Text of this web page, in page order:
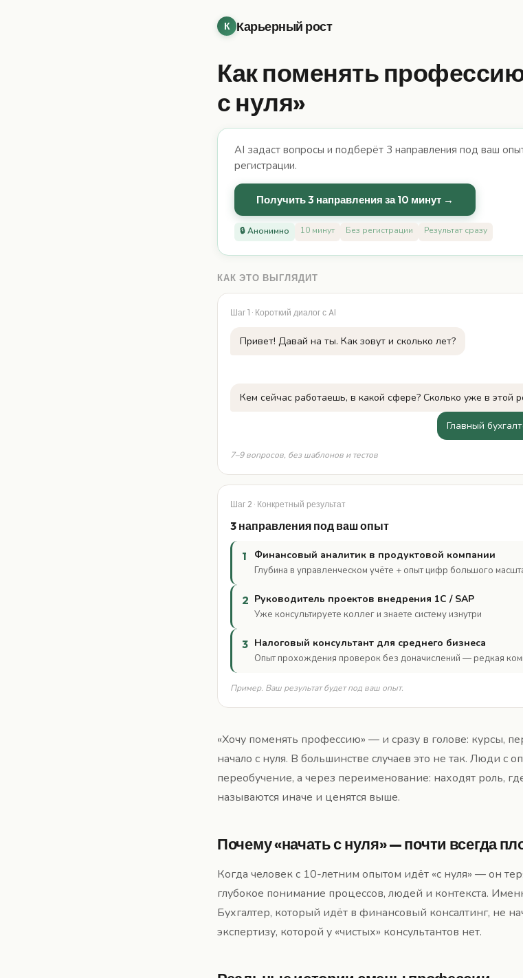
К Карьерный рост
Как поменять
с нуля»
AI задаст вопросы и подберёт 3 направления под ваш
регистрации.
Получить 3 направления за 10 минут →
🔒 Анонимно 10 минут Без регистрации Результат сразу
КАК ЭТО ВЫГЛЯДИТ
Шаг 1 · Короткий диалог с AI
Привет! Давай на ты. Как зовут и сколько лет?
Кем сейчас работаешь, в какой сфере? Сколько уже в этой
Главный
7–9 вопросов, без шаблонов и тестов
Шаг 2 · Конкретный результат
3 направления под ваш опыт
1 Финансовый аналитик в продуктовой компании
Глубина в управленческом учёте + опыт цифр большого
2 Руководитель проектов внедрения 1С / SAP
Уже консультируете коллег и знаете систему изнутри
3 Налоговый консультант для среднего бизнеса
Опыт прохождения проверок без доначислений — редкая
Пример. Ваш результат будет под ваш опыт.
«Хочу поменять профессию» — и сразу в голове: курсы,
начало с нуля. В большинстве случаев это не так. Люди
переобучение, а через переименование: находят роль,
называются иначе и ценятся выше.
Почему «начать с нуля» — почти всегда
Когда человек с 10-летним опытом идёт «с нуля» — он
глубокое понимание процессов, людей и контекста.
Бухгалтер, который идёт в финансовый консалтинг, не
экспертизу, которой у «чистых» консультантов нет.